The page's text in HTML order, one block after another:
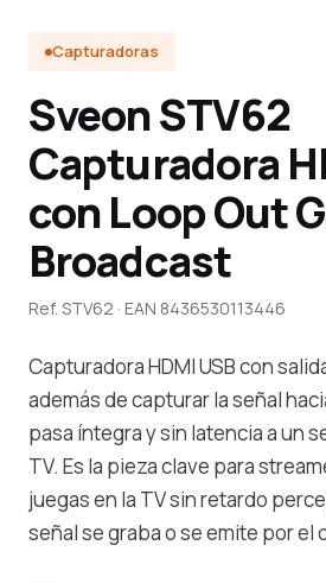
Capturadoras
Sveon STV62
Capturadora
con Loop Out
Broadcast
Ref. STV62 · EAN 8436530113446
Capturadora HDMI USB con
además de capturar la señal
pasa íntegra y sin latencia a un
TV. Es la pieza clave para
juegas en la TV sin retardo
señal se graba o se emite por el